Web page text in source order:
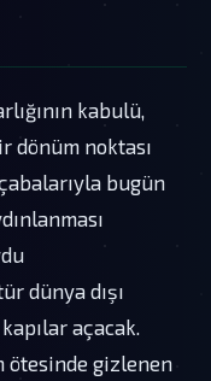
kabulü,
dönüm noktası
bugün
dünya dışı
açacak.
ötesinde gizlenen